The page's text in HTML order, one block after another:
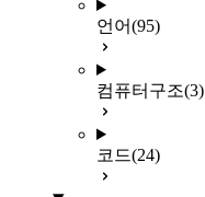
언어(95)
컴퓨터구조(3)
코드(24)